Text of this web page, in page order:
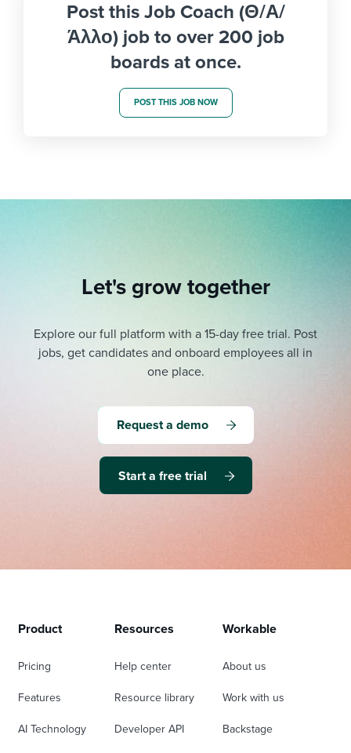
Post this Job Coach (Θ/Α/
Άλλο) job to over 200 job
boards at once.
POST THIS JOB NOW
Let's grow together
Explore our full platform with a 15-day free trial. Post
jobs, get candidates and onboard employees all in
one place.
Request a demo
Start a free trial
Product
Pricing
Features
AI Technology
Resources
Help center
Resource library
Developer API
Workable
About us
Work with us
Backstage